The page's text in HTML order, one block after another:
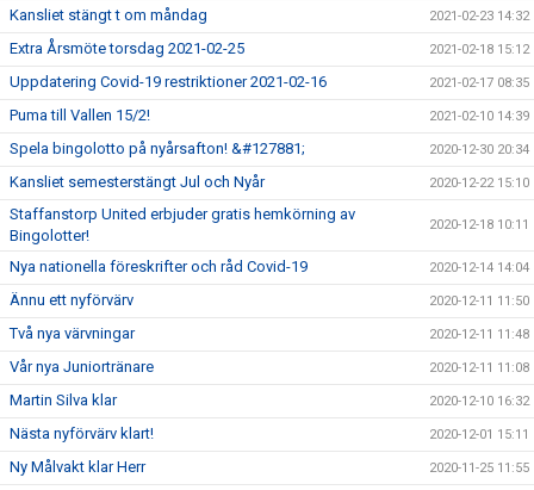
Kansliet stängt t om måndag 2021-02-23 14:32
Extra Årsmöte torsdag 2021-02-25 2021-02-18 15:12
Uppdatering Covid-19 restriktioner 2021-02-16 2021-02-17 08:35
Puma till Vallen 15/2! 2021-02-10 14:39
Spela bingolotto på nyårsafton! &#127881; 2020-12-30 20:34
Kansliet semesterstängt Jul och Nyår 2020-12-22 15:10
Staffanstorp United erbjuder gratis hemkörning av
Bingolotter!
2020-12-18 10:11
Nya nationella föreskrifter och råd Covid-19 2020-12-14 14:04
Ännu ett nyförvärv 2020-12-11 11:50
Två nya värvningar 2020-12-11 11:48
Vår nya Juniortränare 2020-12-11 11:08
Martin Silva klar 2020-12-10 16:32
Nästa nyförvärv klart! 2020-12-01 15:11
Ny Målvakt klar Herr 2020-11-25 11:55